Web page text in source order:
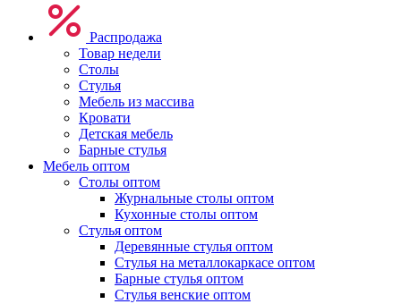
Распродажа
Товар недели
Столы
Стулья
Мебель из массива
Кровати
Детская мебель
Барные стулья
Мебель оптом
Столы оптом
Журнальные столы оптом
Кухонные столы оптом
Стулья оптом
Деревянные стулья оптом
Стулья на металлокаркасе оптом
Барные стулья оптом
Стулья венские оптом